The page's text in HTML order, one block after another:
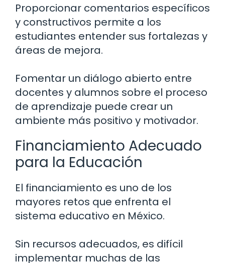
Proporcionar comentarios específicos
y constructivos permite a los
estudiantes entender sus fortalezas y
áreas de mejora.
Fomentar un diálogo abierto entre
docentes y alumnos sobre el proceso
de aprendizaje puede crear un
ambiente más positivo y motivador.
Financiamiento Adecuado
para la Educación
El financiamiento es uno de los
mayores retos que enfrenta el
sistema educativo en México.
Sin recursos adecuados, es difícil
implementar muchas de las